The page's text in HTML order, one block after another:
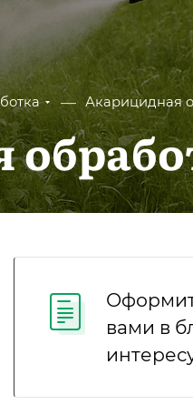
— Акарицидная
вами в